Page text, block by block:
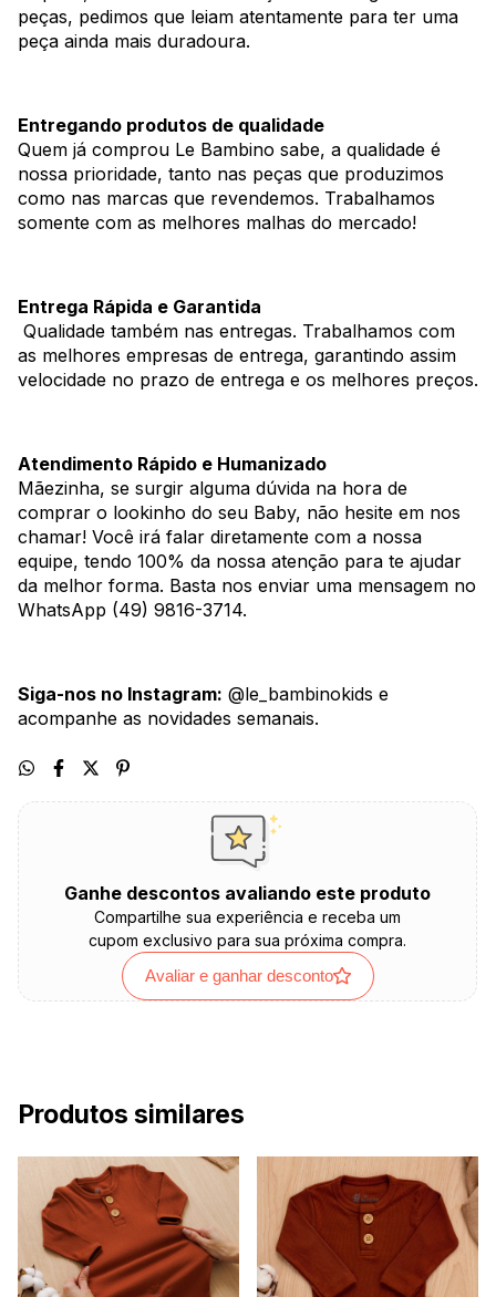
peças, pedimos que leiam atentamente para ter uma
peça ainda mais duradoura.
Entregando produtos de qualidade
Quem já comprou Le Bambino sabe, a qualidade é
nossa prioridade, tanto nas peças que produzimos
como nas marcas que revendemos. Trabalhamos
somente com as melhores malhas do mercado!
Entrega Rápida e Garantida
Qualidade também nas entregas. Trabalhamos com
as melhores empresas de entrega, garantindo assim
velocidade no prazo de entrega e os melhores preços.
Atendimento Rápido e Humanizado
Mãezinha, se surgir alguma dúvida na hora de
comprar o lookinho do seu Baby, não hesite em nos
chamar! Você irá falar diretamente com a nossa
equipe, tendo 100% da nossa atenção para te ajudar
da melhor forma. Basta nos enviar uma mensagem no
WhatsApp (49) 9816-3714.
Siga-nos no Instagram: @le_bambinokids e
acompanhe as novidades semanais.
Ganhe descontos avaliando este produto
Compartilhe sua experiência e receba um
cupom exclusivo para sua próxima compra.
Avaliar e ganhar desconto
Produtos similares